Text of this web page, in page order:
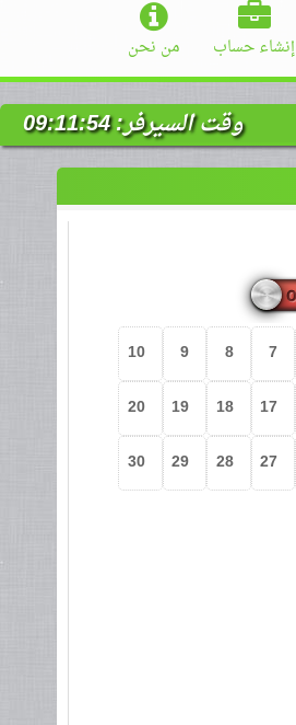
إنشاء حساب من نحن
وقت السيرفر:09:11:55
7
8
9
10
17
18
19
20
27
28
29
30